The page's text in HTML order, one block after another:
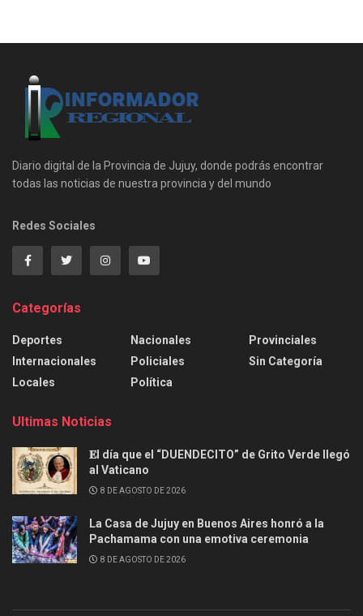
Diario digital de la Provincia de Jujuy, donde podrás encontrar
todas las noticias de nuestra provincia y del mundo
Redes Sociales
Categorías
Deportes
Internacionales
Locales
Nacionales
Policiales
Política
Provinciales
Sin Categoría
Ultimas Noticias
𝐄l día que el “DUENDECITO” de Grito Verde llegó
al Vaticano
8 DE AGOSTO DE 2026
La Casa de Jujuy en Buenos Aires honró a la
Pachamama con una emotiva ceremonia
8 DE AGOSTO DE 2026